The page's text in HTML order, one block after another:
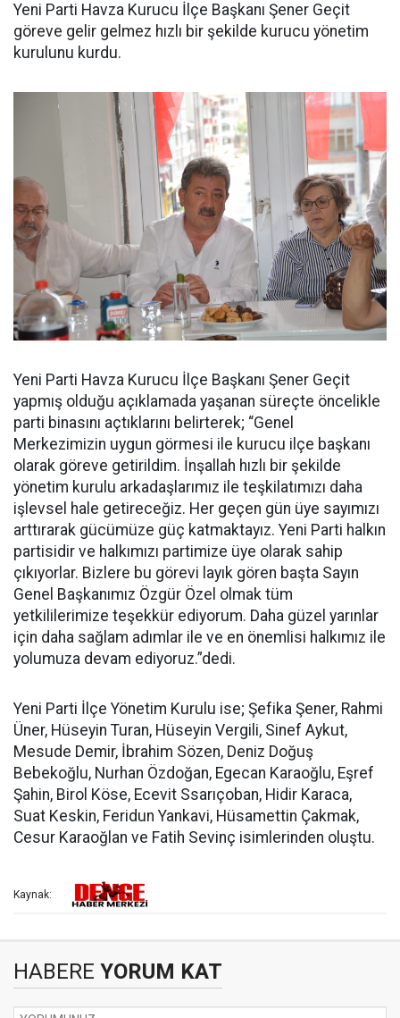
Yeni Parti Havza Kurucu İlçe Başkanı Şener Geçit
göreve gelir gelmez hızlı bir şekilde kurucu yönetim
kurulunu kurdu.
Yeni Parti Havza Kurucu İlçe Başkanı Şener Geçit
yapmış olduğu açıklamada yaşanan süreçte öncelikle
parti binasını açtıklarını belirterek; “Genel
Merkezimizin uygun görmesi ile kurucu ilçe başkanı
olarak göreve getirildim. İnşallah hızlı bir şekilde
yönetim kurulu arkadaşlarımız ile teşkilatımızı daha
işlevsel hale getireceğiz. Her geçen gün üye sayımızı
arttırarak gücümüze güç katmaktayız. Yeni Parti halkın
partisidir ve halkımızı partimize üye olarak sahip
çıkıyorlar. Bizlere bu görevi layık gören başta Sayın
Genel Başkanımız Özgür Özel olmak tüm
yetkililerimize teşekkür ediyorum. Daha güzel yarınlar
için daha sağlam adımlar ile ve en önemlisi halkımız ile
yolumuza devam ediyoruz.”dedi.
Yeni Parti İlçe Yönetim Kurulu ise; Şefika Şener, Rahmi
Üner, Hüseyin Turan, Hüseyin Vergili, Sinef Aykut,
Mesude Demir, İbrahim Sözen, Deniz Doğuş
Bebekoğlu, Nurhan Özdoğan, Egecan Karaoğlu, Eşref
Şahin, Birol Köse, Ecevit Ssarıçoban, Hidir Karaca,
Suat Keskin, Feridun Yankavi, Hüsamettin Çakmak,
Cesur Karaoğlan ve Fatih Sevinç isimlerinden oluştu.
Kaynak:
HABERE YORUM KAT